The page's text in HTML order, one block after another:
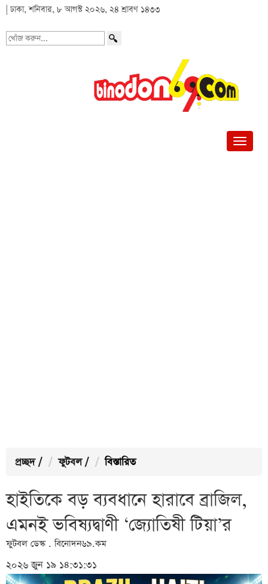
| ঢাকা, শনিবার, ৮ আগস্ট ২০২৬, ২৪ শ্রাবণ ১৪৩৩
খোঁজ
প্রচ্ছদ / ফুটবল / বিস্তারিত
হাইতিকে বড় ব্যবধানে হারাবে ব্রাজিল,
এমনই ভবিষ্যদ্বাণী ‘জ্যোতিষী টিয়া’র
ফুটবল ডেস্ক . বিনোদন৬৯.কম
২০২৬ জুন ১৯ ১৪:৩১:৩১